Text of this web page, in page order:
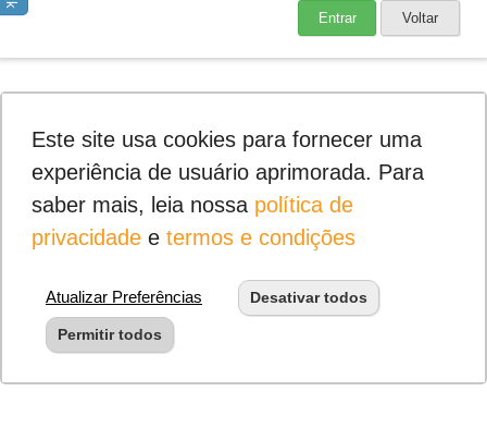
Entrar Voltar
Este site usa cookies para fornecer uma
experiência de usuário aprimorada. Para
saber mais, leia nossa política de
privacidadee termos e condições
Atualizar Preferências Desativar todos
Permitir todos